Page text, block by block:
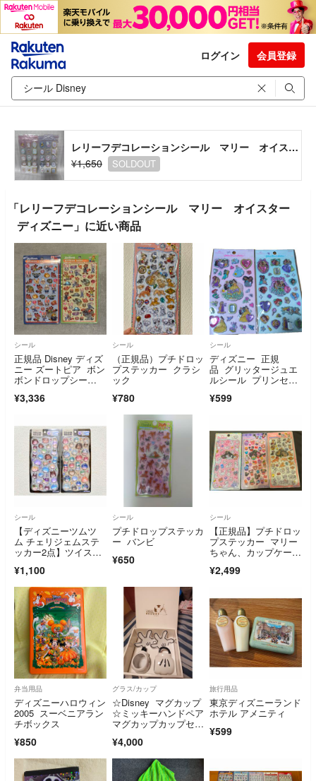
ログイン 会員登録
レリーフデコレーションシール マリー オイスター ディズニー
¥1,650
SOLDOUT
「レリーフデコレーションシール マリー オイスター
ディズニー」に近い商品
シール
正規品 Disney ディズ
ニー ズートピア ボン
ボンドロップシー
ト
¥3,336
シール
（正規品）プチドロッ
プステッカー クラシ
ック
¥780
シール
ディズニー 正規
品 グリッタージュエ
ルシール プリンセ
¥599
シール
【ディズニーツムツ
ム チェリジェムステ
ッカー2点】ツイステ
¥1,100
シール
プチドロップステッカ
ー バンビ
¥650
シール
【正規品】プチドロッ
プステッカー マリー
ちゃん、カップケー
ック２
¥2,499
弁当用品
ディズニーハロウィン
2005 スーベニアラン
チボックス
¥850
グラス/カップ
☆Disney マグカップ
☆ミッキーハンドペア
マグカップカップセッ
¥4,000
旅行用品
東京ディズニーランド
ホテル アメニティ
¥599